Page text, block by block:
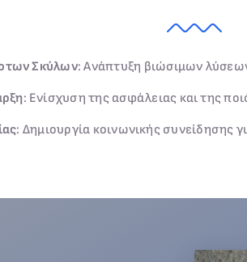
Σκύλων: Ανάπτυξη βιώσιμων
: Ενίσχυση της ασφάλειας και της
: Δημιουργία κοινωνικής συνείδησης